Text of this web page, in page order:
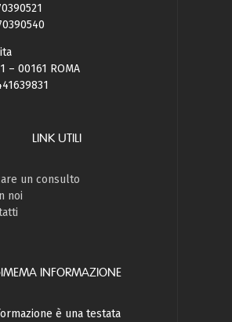
– 00161 ROMA
LINK UTILI
un consulto
noi
INFORMAZIONE
è una testata